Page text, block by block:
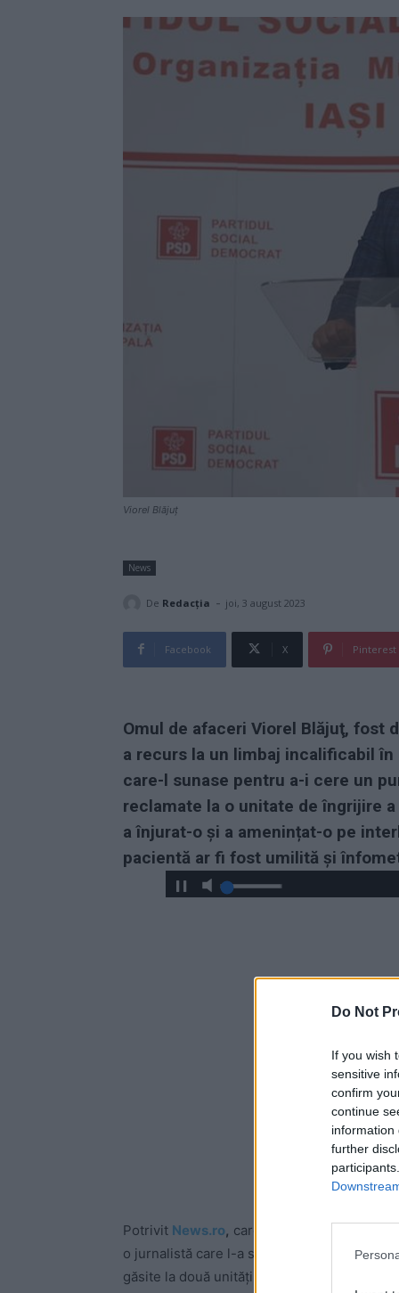
Do Not
If you wish
sensitive
confirm
continue
information
further
Viorel Blăjuț
News
De Redacţia - joi, 3 august 2023
Facebook X Pinterest
Omul de afaceri Viorel Blăjuţ, fost
a recurs la un limbaj incalificabil
care-l sunase pentru a-i cere un
reclamate la o unitate de îngrijire
a înjurat-o și a amenințat-o pe
pacientă ar fi fost umilită şi
Potrivit News.ro, care citează
o jurnalistă care l-a sunat pentru a-i cere
găsite la două unităţi de îngrijire a